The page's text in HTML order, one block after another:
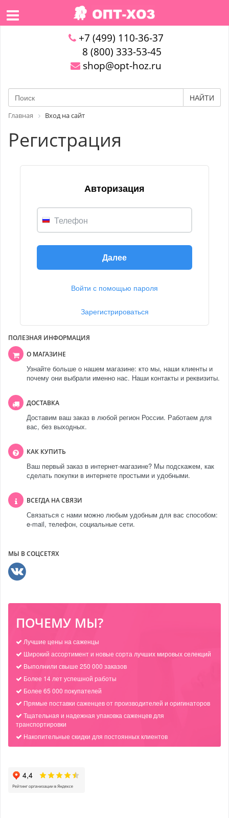
+7 (499) 110-36-37
8 (800) 333-53-45
shop@opt-hoz.ru
НАЙТИ
Главная Вход на сайт
Регистрация
Авторизация
Телефон
Далее
Войти с помощью пароля
Зарегистрироваться
ПОЛЕЗНАЯ ИНФОРМАЦИЯ
О МАГАЗИНЕ
Узнайте больше о нашем магазине: кто мы, наши клиенты и
почему они выбрали именно нас. Наши контакты и реквизиты.
ДОСТАВКА
Доставим ваш заказ в любой регион России. Работаем для
вас, без выходных.
КАК КУПИТЬ
Ваш первый заказ в интернет-магазине? Мы подскажем, как
сделать покупки в интернете простыми и удобными.
ВСЕГДА НА СВЯЗИ
Связаться с нами можно любым удобным для вас способом:
e-mail, телефон, социальные сети.
МЫ В СОЦСЕТЯХ
ПОЧЕМУ МЫ?
Лучшие цены на саженцы
Широкий ассортимент и новые сорта лучших мировых селекций
Выполнили свыше 250 000 заказов
Более 14 лет успешной работы
Более 65 000 покупателей
Прямые поставки саженцев от производителей и оригинаторов
Тщательная и надежная упаковка саженцев для
транспортировки
Накопительные скидки для постоянных клиентов